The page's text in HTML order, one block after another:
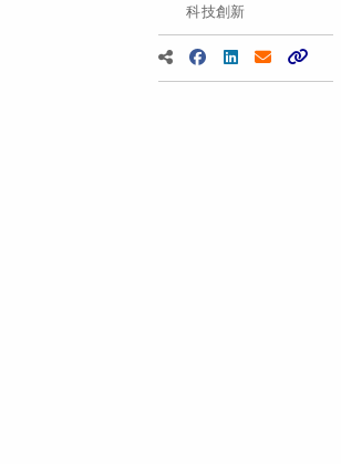
科技創新